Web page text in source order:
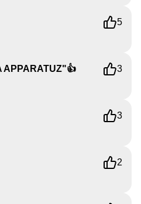
5
APPARATUZ"👍
3
3
2